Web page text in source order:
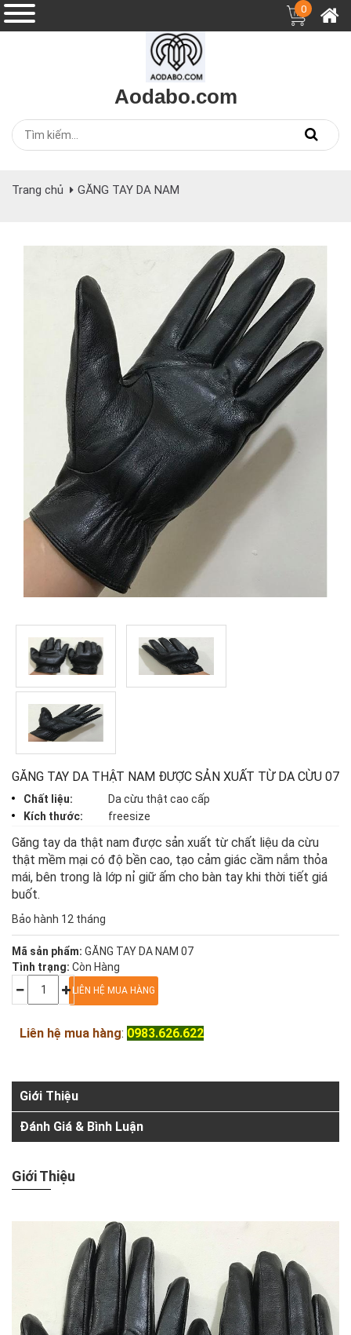
0
Aodabo.com
Trang chủ GĂNG TAY DA NAM
GĂNG TAY DA THẬT NAM ĐƯỢC SẢN XUẤT TỪ DA CỪU 07
Chất liệu:
Da cừu thật cao cấp
Kích thước:
freesize
Găng tay da thật nam được sản xuất từ chất liệu da cừu
thật mềm mại có độ bền cao, tạo cảm giác cầm nắm thỏa
mái, bên trong là lớp nỉ giữ ấm cho bàn tay khi thời tiết giá
buốt.
Bảo hành 12 tháng
Mã sản phẩm: GĂNG TAY DA NAM 07
Tình trạng: Còn Hàng
Liên hệ mua hàng: 0983.626.622
Giới Thiệu
Đánh Giá & Bình Luận
Giới Thiệu